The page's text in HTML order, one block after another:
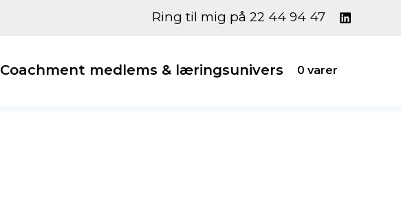
Ring til mig på 22 44 94 47
Coachment medlems & læringsunivers 0 varer